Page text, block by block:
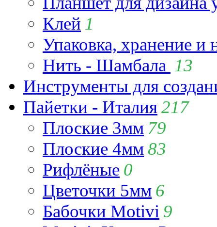
Клей 1
Упаковка, хранение и
Нить - Шамбала 13
Инструменты для
Пайетки - Италия217
Плоские 3мм 79
Плоские 4мм83
Рифлёные 0
Цветочки 5мм 6
Бабочки Motivi 9